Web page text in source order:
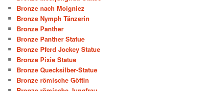
Bronze nach Moigniez
Bronze Nymph Tänzerin
Bronze Panther
Bronze Panther Statue
Bronze Pferd Jockey Statue
Bronze Pixie Statue
Bronze Quecksilber-Statue
Bronze römische Göttin